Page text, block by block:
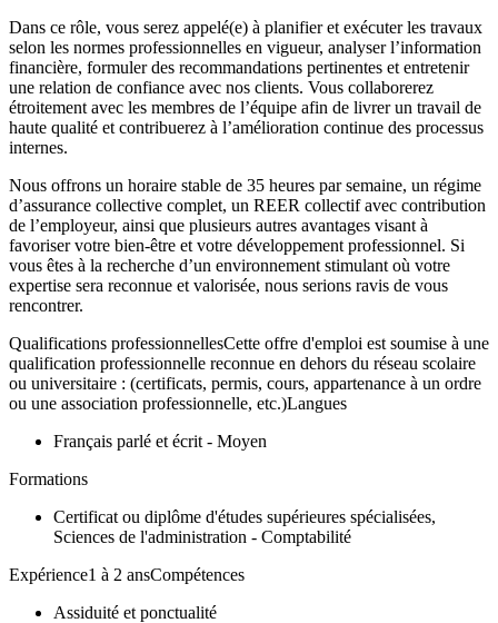
Dans ce rôle, vous serez appelé(e) à planifier et exécuter les travaux
selon les normes professionnelles en vigueur, analyser l’information
financière, formuler des recommandations pertinentes et entretenir
une relation de confiance avec nos clients. Vous collaborerez
étroitement avec les membres de l’équipe afin de livrer un travail de
haute qualité et contribuerez à l’amélioration continue des processus
internes.
Nous offrons un horaire stable de 35 heures par semaine, un régime
d’assurance collective complet, un REER collectif avec contribution
de l’employeur, ainsi que plusieurs autres avantages visant à
favoriser votre bien-être et votre développement professionnel. Si
vous êtes à la recherche d’un environnement stimulant où votre
expertise sera reconnue et valorisée, nous serions ravis de vous
rencontrer.
Qualifications professionnellesCette offre d'emploi est soumise à une
qualification professionnelle reconnue en dehors du réseau scolaire
ou universitaire : (certificats, permis, cours, appartenance à un ordre
ou une association professionnelle, etc.)Langues
Français parlé et écrit - Moyen
Formations
Certificat ou diplôme d'études supérieures spécialisées,
Sciences de l'administration - Comptabilité
Expérience1 à 2 ansCompétences
Assiduité et ponctualité